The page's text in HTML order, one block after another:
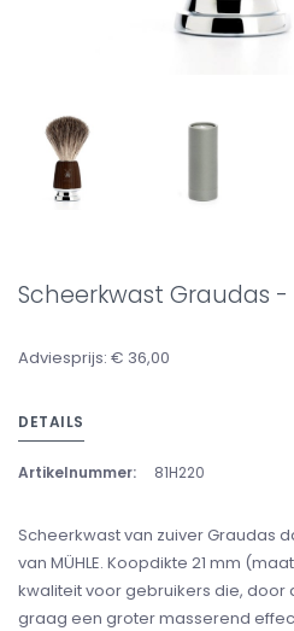
Scheerkwast Graudas -
Adviesprijs: € 36,00
DETAILS
Artikelnummer: 81H220
Scheerkwast van zuiver Graudas
van MÜHLE. Koopdikte 21 mm
kwaliteit voor gebruikers die, door
graag een groter masserend